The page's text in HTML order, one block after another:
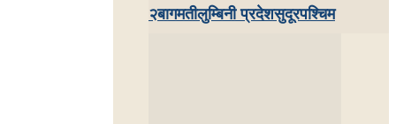
२बागमतीलुम्बिनी प्रदेशसुदूरपश्चिम